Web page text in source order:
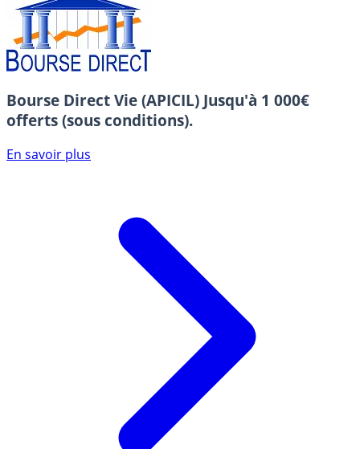
Bourse Direct Vie (APICIL) Jusqu'à 1 000€
offerts (sous conditions).
En savoir plus